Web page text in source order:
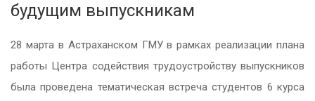
будущим выпускникам
28 марта в Астраханском ГМУ в рамках реализации плана
работы Центра содействия трудоустройству выпускников
была проведена тематическая встреча студентов 6 курса